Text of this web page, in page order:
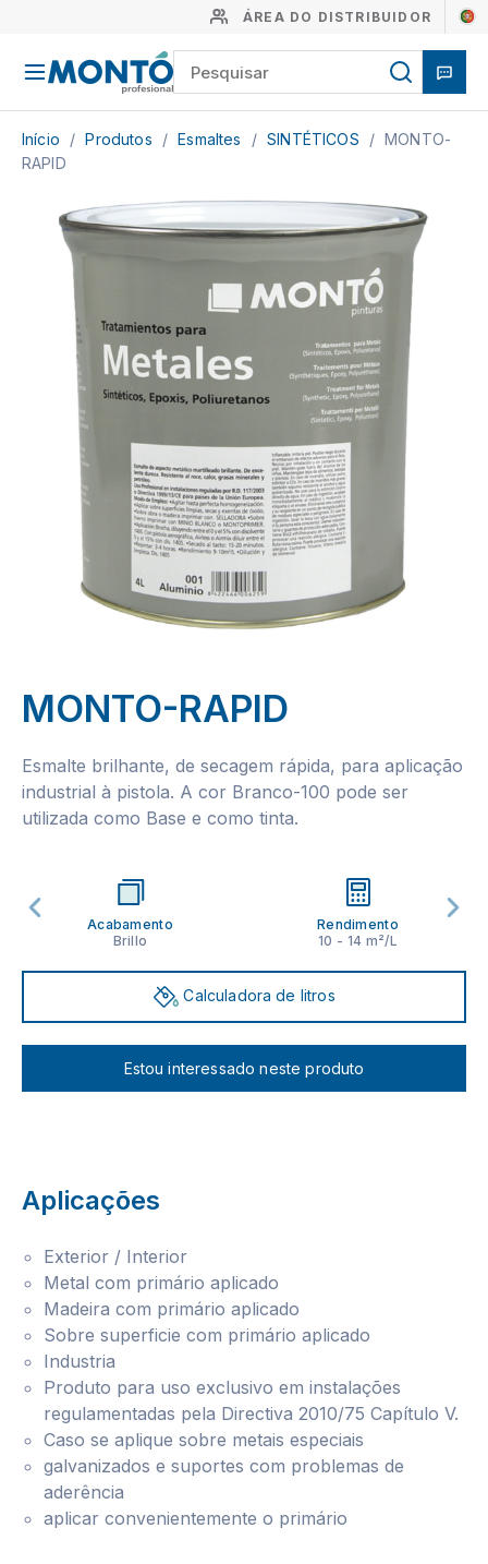
ÁREA DO DISTRIBUIDOR
Início / Produtos / Esmaltes / SINTÉTICOS / MONTO-
RAPID
MONTO-RAPID
Esmalte brilhante, de secagem rápida, para aplicação
industrial à pistola. A cor Branco-100 pode ser
utilizada como Base e como tinta.
Acabamento
Brillo
Rendimento
10 - 14 m²/L
Calculadora de litros
Estou interessado neste produto
Aplicações
Exterior / Interior
Metal com primário aplicado
Madeira com primário aplicado
Sobre superficie com primário aplicado
Industria
Produto para uso exclusivo em instalações
regulamentadas pela Directiva 2010/75 Capítulo V.
Caso se aplique sobre metais especiais
galvanizados e suportes com problemas de
aderência
aplicar convenientemente o primário